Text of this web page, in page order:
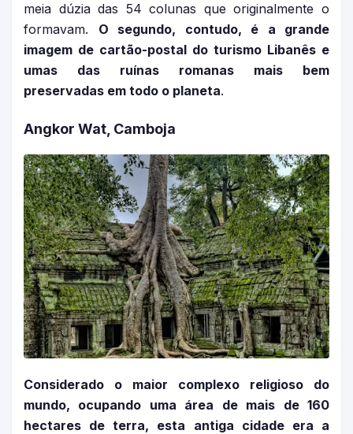
meia dúzia das 54 colunas que originalmente o
formavam. O segundo, contudo, é a grande
imagem de cartão-postal do turismo Libanês e
umas das ruínas romanas mais bem
preservadas em todo o planeta.
Angkor Wat, Camboja
Considerado o maior complexo religioso do
mundo, ocupando uma área de mais de 160
hectares de terra, esta antiga cidade era a